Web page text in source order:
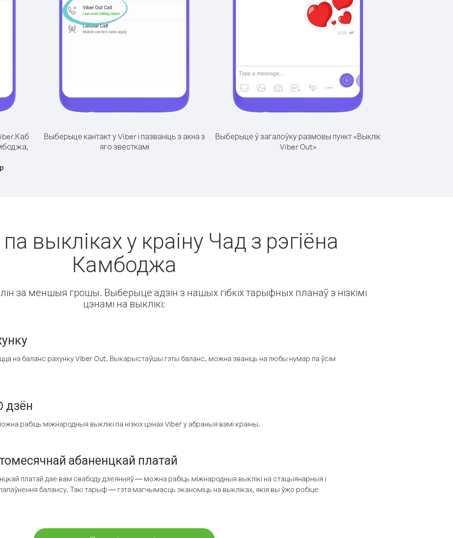
Каб
Выберыце кантакт у Viber і пазваніць з акна з
яго звесткамі
Выберыце ў загалоўку размовы пункт «Выклік
Viber Out»
выкліках у краіну Чад з рэгіёна
Камбоджа
за меншыя грошы. Выберыце адзін з нашых гібкіх тарыфных планаў з нізкімі
цэнамі на выклікі:
на баланс рахунку Viber Out. Выкарыстаўшы гэты баланс, можна званіць на любы нумар па ўсім
дзён
рабіць міжнародныя выклікі па нізкіх цэнах Viber у абраныя вамі краіны.
абаненцкай платай
платай дае вам свабоду дзеянняў — можна рабіць міжнародныя выклікі на стацыянарныя і
балансу. Такі тарыф — гэта магчымасць эканоміць на выкліках, якія вы ўжо робіце